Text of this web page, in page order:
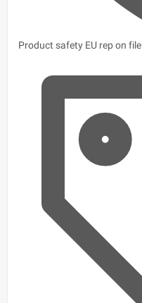
Product safety EU rep on file